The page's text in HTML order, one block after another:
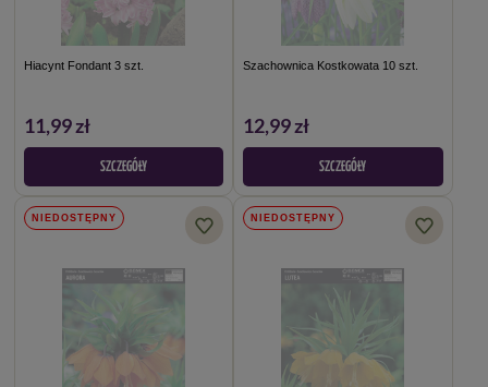
Hiacynt Fondant 3 szt.
11,99 zł
SZCZEGÓŁY
Szachownica Kostkowata 10 szt.
12,99 zł
SZCZEGÓŁY
NIEDOSTĘPNY NIEDOSTĘPNY